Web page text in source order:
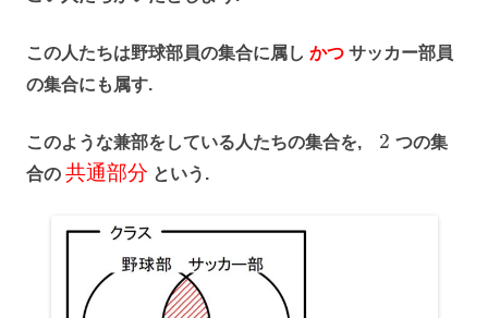
この人たちは野球部員の集合に属し かつ サッカー部員
の集合にも属す.
このような兼部をしている人たちの集合を, 2 つの集
合の 共通部分 という.